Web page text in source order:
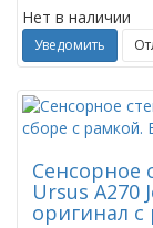
Нет в наличии
Уведомить
Сенсорное
Ursus A270
оригинал с